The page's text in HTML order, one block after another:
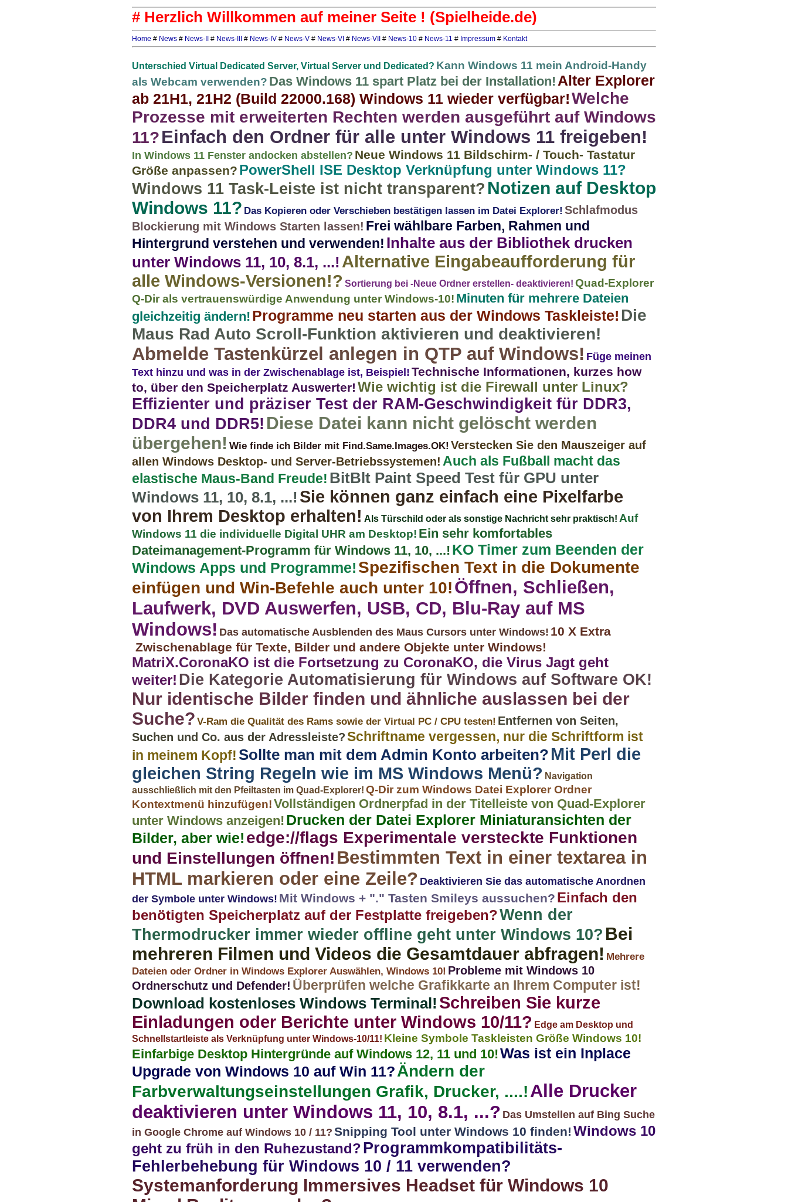
# Herzlich Willkommen auf meiner Seite ! (Spielheide.de)
Home # News # News-II # News-III # News-IV # News-V # News-VI # News-VII # News-10 # News-11 # Impressum # Kontakt
Unterschied Virtual Dedicated Server, Virtual Server und Dedicated? Kann Windows 11 mein Android-Handy
als Webcam verwenden? Das Windows 11 spart Platz bei der Installation! Alter Explorer
ab 21H1, 21H2 (Build 22000.168) Windows 11 wieder verfügbar!Welche
Prozesse mit erweiterten Rechten werden ausgeführt auf Windows
11?Einfach den Ordner für alle unter Windows 11 freigeben!
In Windows 11 Fenster andocken abstellen? Neue Windows 11 Bildschirm- / Touch- Tastatur
Größe anpassen? PowerShell ISE Desktop Verknüpfung unter Windows 11?
Windows 11 Task-Leiste ist nicht transparent? Notizen auf Desktop
Windows 11? Das Kopieren oder Verschieben bestätigen lassen im Datei Explorer! Schlafmodus
Blockierung mit Windows Starten lassen! Frei wählbare Farben, Rahmen und
Hintergrund verstehen und verwenden! Inhalte aus der Bibliothek drucken
unter Windows 11, 10, 8.1, ...! Alternative Eingabeaufforderung für
alle Windows-Versionen!? Sortierung bei -Neue Ordner erstellen- deaktivieren! Quad-Explorer
Q-Dir als vertrauenswürdige Anwendung unter Windows-10! Minuten für mehrere Dateien
gleichzeitig ändern! Programme neu starten aus der Windows Taskleiste! Die
Maus Rad Auto Scroll-Funktion aktivieren und deaktivieren!
Abmelde Tastenkürzel anlegen in QTP auf Windows! Füge meinen
Text hinzu und was in der Zwischenablage ist, Beispiel! Technische Informationen, kurzes how
to, über den Speicherplatz Auswerter! Wie wichtig ist die Firewall unter Linux?
Effizienter und präziser Test der RAM-Geschwindigkeit für DDR3,
DDR4 und DDR5! Diese Datei kann nicht gelöscht werden
übergehen! Wie finde ich Bilder mit Find.Same.Images.OK! Verstecken Sie den Mauszeiger auf
allen Windows Desktop- und Server-Betriebssystemen! Auch als Fußball macht das
elastische Maus-Band Freude! BitBlt Paint Speed ​​Test für GPU unter
Windows 11, 10, 8.1, ...! Sie können ganz einfach eine Pixelfarbe
von Ihrem Desktop erhalten! Als Türschild oder als sonstige Nachricht sehr praktisch! Auf
Windows 11 die individuelle Digital UHR am Desktop! Ein sehr komfortables
Dateimanagement-Programm für Windows 11, 10, ...! KO Timer zum Beenden der
Windows Apps und Programme! Spezifischen Text in die Dokumente
einfügen und Win-Befehle auch unter 10!Öffnen, Schließen,
Laufwerk, DVD Auswerfen, USB, CD, Blu-Ray auf MS
Windows! Das automatische Ausblenden des Maus Cursors unter Windows! 10 X Extra
Zwischenablage für Texte, Bilder und andere Objekte unter Windows!
MatriX.CoronaKO ist die Fortsetzung zu CoronaKO, die Virus Jagt geht
weiter! Die Kategorie Automatisierung für Windows auf Software OK!
Nur identische Bilder finden und ähnliche auslassen bei der
Suche? V-Ram die Qualität des Rams sowie der Virtual PC / CPU testen! Entfernen von Seiten,
Suchen und Co. aus der Adressleiste?Schriftname vergessen, nur die Schriftform ist
in meinem Kopf! Sollte man mit dem Admin Konto arbeiten? Mit Perl die
gleichen String Regeln wie im MS Windows Menü? Navigation
ausschließlich mit den Pfeiltasten im Quad-Explorer! Q-Dir zum Windows Datei Explorer Ordner
Kontextmenü hinzufügen!Vollständigen Ordnerpfad in der Titelleiste von Quad-Explorer
unter Windows anzeigen! Drucken der Datei Explorer Miniaturansichten der
Bilder, aber wie! edge://flags Experimentale versteckte Funktionen
und Einstellungen öffnen! Bestimmten Text in einer textarea in
HTML markieren oder eine Zeile? Deaktivieren Sie das automatische Anordnen
der Symbole unter Windows! Mit Windows + "." Tasten Smileys aussuchen? Einfach den
benötigten Speicherplatz auf der Festplatte freigeben?Wenn der
Thermodrucker immer wieder offline geht unter Windows 10? Bei
mehreren Filmen und Videos die Gesamtdauer abfragen! Mehrere
Dateien oder Ordner in Windows Explorer Auswählen, Windows 10! Probleme mit Windows 10
Ordnerschutz und Defender! Überprüfen welche Grafikkarte an Ihrem Computer ist!
Download kostenloses Windows Terminal! Schreiben Sie kurze
Einladungen oder Berichte unter Windows 10/11? Edge am Desktop und
Schnellstartleiste als Verknüpfung unter Windows-10/11! Kleine Symbole Taskleisten Größe Windows 10!
Einfarbige Desktop Hintergründe auf Windows 12, 11 und 10!Was ist ein Inplace
Upgrade von Windows 10 auf Win 11?Ändern der
Farbverwaltungseinstellungen Grafik, Drucker, ....!Alle Drucker
deaktivieren unter Windows 11, 10, 8.1, ...? Das Umstellen auf Bing Suche
in Google Chrome auf Windows 10 / 11? Snipping Tool unter Windows 10 finden! Windows 10
geht zu früh in den Ruhezustand?Programmkompatibilitäts-
Fehlerbehebung für Windows 10 / 11 verwenden?
Systemanforderung Immersives Headset für Windows 10